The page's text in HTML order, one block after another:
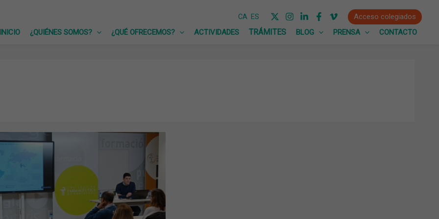
CA ES
Acceso colegiados
INICIO
¿QUIÉNES SOMOS? ¿QUÉ OFRECEMOS? ACTIVIDADES BLOG PRENSA CONTACTO